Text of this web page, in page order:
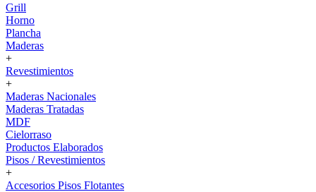
Grill
Horno
Plancha
Maderas
+
Revestimientos
+
Maderas Nacionales
Maderas Tratadas
MDF
Cielorraso
Productos Elaborados
Pisos / Revestimientos
+
Accesorios Pisos Flotantes